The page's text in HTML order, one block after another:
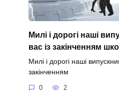
Милі і дорогі наші
вас із закінченням
Милі і дорогі наші
закінченням
0 2